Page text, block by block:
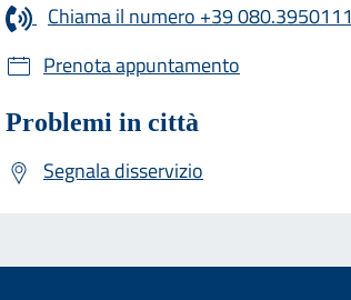
Chiama il numero +39 080.3950111
Prenota appuntamento
Problemi in città
Segnala disservizio